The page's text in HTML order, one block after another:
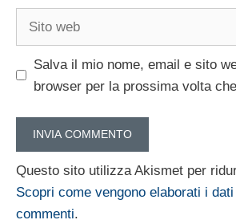
Salva il mio nome, email e sito
browser per la prossima volta
Questo sito utilizza Akismet per
Scopri come vengono elaborati i
commenti.